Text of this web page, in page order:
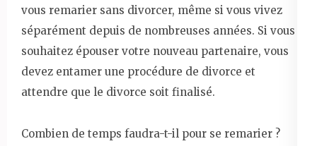
vous remarier sans divorcer, même si vous vivez
séparément depuis de nombreuses années. Si vous
souhaitez épouser votre nouveau partenaire, vous
devez entamer une procédure de divorce et
attendre que le divorce soit finalisé.
Combien de temps faudra-t-il pour se remarier ?